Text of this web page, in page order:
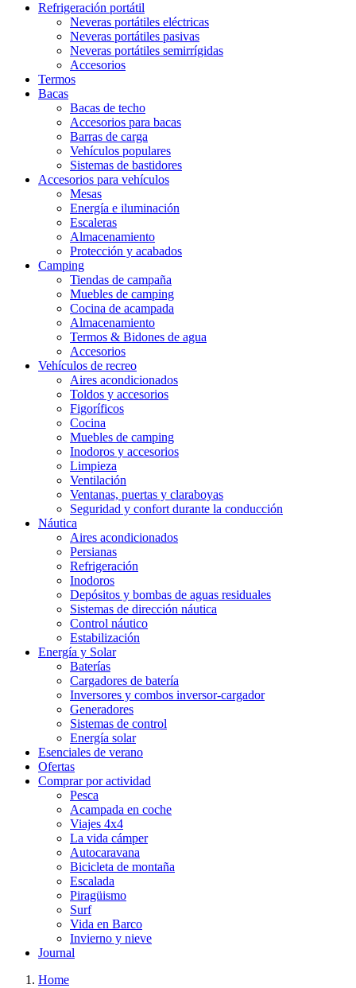
Refrigeración portátil
Neveras portátiles eléctricas
Neveras portátiles pasivas
Neveras portátiles semirrígidas
Accesorios
Termos
Bacas
Bacas de techo
Accesorios para bacas
Barras de carga
Vehículos populares
Sistemas de bastidores
Accesorios para vehículos
Mesas
Energía e iluminación
Escaleras
Almacenamiento
Protección y acabados
Camping
Tiendas de campaña
Muebles de camping
Cocina de acampada
Almacenamiento
Termos & Bidones de agua
Accesorios
Vehículos de recreo
Aires acondicionados
Toldos y accesorios
Figoríficos
Cocina
Muebles de camping
Inodoros y accesorios
Limpieza
Ventilación
Ventanas, puertas y claraboyas
Seguridad y confort durante la conducción
Náutica
Aires acondicionados
Persianas
Refrigeración
Inodoros
Depósitos y bombas de aguas residuales
Sistemas de dirección náutica
Control náutico
Estabilización
Energía y Solar
Baterías
Cargadores de batería
Inversores y combos inversor-cargador
Generadores
Sistemas de control
Energía solar
Esenciales de verano
Ofertas
Comprar por actividad
Pesca
Acampada en coche
Viajes 4x4
La vida cámper
Autocaravana
Bicicleta de montaña
Escalada
Piragüismo
Surf
Vida en Barco
Invierno y nieve
Journal
Home